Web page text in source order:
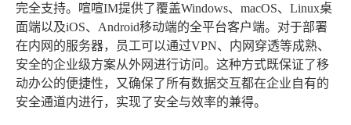
完全支持。喧喧IM提供了覆盖Windows、macOS、Linux桌
面端以及iOS、Android移动端的全平台客户端。对于部署
在内网的服务器，员工可以通过VPN、内网穿透等成熟、
安全的企业级方案从外网进行访问。这种方式既保证了移
动办公的便捷性，又确保了所有数据交互都在企业自有的
安全通道内进行，实现了安全与效率的兼得。